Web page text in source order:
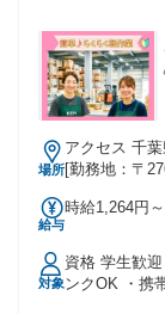
場所
アクセス 千
線/東葉勝田
[勤務地：〒
給与
時給1,264円
対象
資格 学生歓
ンクOK ・携帯電話をお持ちでメールの送受信が可能な方 ・